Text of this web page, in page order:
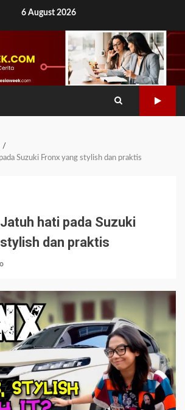
6 August 2026
Suzuki Fronx yang stylish dan praktis
hati pada Suzuki
dan praktis